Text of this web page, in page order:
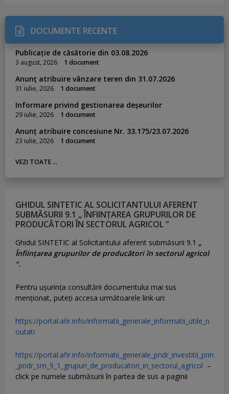
DOCUMENTE RECENTE
Publicație de căsătorie din 03.08.2026
3 august, 2026 1 document
Anunț atribuire vânzare teren din 31.07.2026
31 iulie, 2026 1 document
Informare privind gestionarea deșeurilor
29 iulie, 2026 1 document
Anunț atribuire concesiune Nr. 33.175/23.07.2026
23 iulie, 2026 1 document
VEZI TOATE ...
GHIDUL SINTETIC AL SOLICITANTULUI AFERENT
SUBMĂSURII 9.1 „ ÎNFIINȚAREA GRUPURILOR DE
PRODUCĂTORI ÎN SECTORUL AGRICOL ”
Ghidul SINTETIC al Solicitantului aferent submăsurii 9.1 „
Înființarea grupurilor de producători în sectorul agricol
”.
Pentru uşurinţa consultării documentului mai sus
menţionat, puteţi accesa următoarele link-uri:
https://portal.afir.info/informatii_generale_informatii_utile_n
outati
https://portal.afir.info/informatii_generale_pndr_investitii_prin
_pndr_sm_9_1_grupuri_de_producatori_in_sectorul_agricol –
click pe numele submăsurii în partea de sus a paginii